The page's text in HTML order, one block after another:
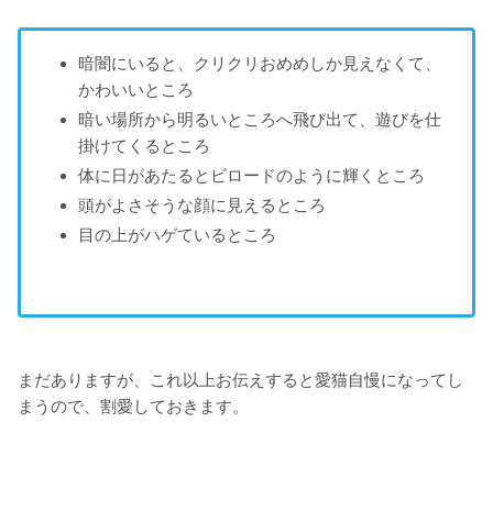
暗闇にいると、クリクリおめめしか見えなくて、
かわいいところ
暗い場所から明るいところへ飛び出て、遊びを仕
掛けてくるところ
体に日があたるとビロードのように輝くところ
頭がよさそうな顔に見えるところ
目の上がハゲているところ
まだありますが、これ以上お伝えすると愛猫自慢になってし
まうので、割愛しておきます。